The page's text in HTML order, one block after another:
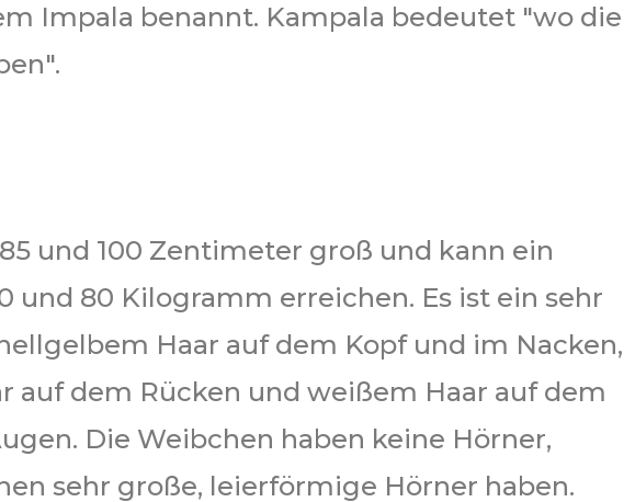
Impala benannt. Kampala bedeutet "wo die
und 100 Zentimeter groß und kann ein
und 80 Kilogramm erreichen. Es ist ein sehr
Haar auf dem Kopf und im Nacken,
auf dem Rücken und weißem Haar auf dem
Die Weibchen haben keine Hörner,
sehr große, leierförmige Hörner haben.